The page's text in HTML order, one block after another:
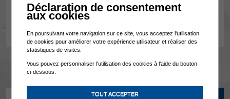
Service socioculturel intercommunal
Chalet de la Treille
Déclaration de consentement
aux cookies
En poursuivant votre navigation sur ce site, vous acceptez l'utilisation
de cookies pour améliorer votre expérience utilisateur et réaliser des
statistiques de visites.
Vous pouvez personnaliser l'utilisation des cookies à l'aide du bouton
ci-dessous.
TOUT ACCEPTER